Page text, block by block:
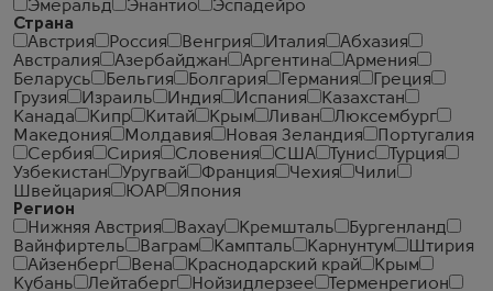
Эмеральд
Энантио
Эспадейро
Страна
Австрия
Россия Венгрия Италия
Абхазия
Австралия
Азербайджан Аргентина
Армения
Беларусь
Бельгия Болгария Германия
Греция
Грузия
Израиль Индия Испания
Казахстан
Канада
Кипр Китай Крым Ливан
Люксембург
Македония
Молдавия Новая Зеландия
Португалия
Сербия
Сирия Словения США Тунис
Турция
Узбекистан
Уругвай Франция Чехия
Чили
Швейцария
ЮАР
Япония
Регион
Нижняя Австрия
Вахау Кремшталь
Бургенланд
Вайнфиртель
Ваграм Кампталь Карнунтум
Штирия
Айзенберг
Вена Краснодарский край
Крым
Кубань
Лейтаберг Нойзидлерзее
Терменрегион